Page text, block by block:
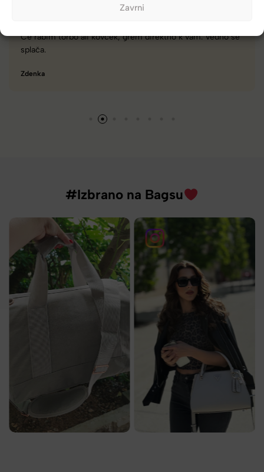
Zavrni
Vedno se
Zelo dobra trgovina za torbe in kovčke, z
#Izbrano na Bagsu